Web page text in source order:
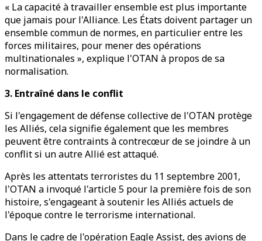
« La capacité à travailler ensemble est plus importante
que jamais pour l'Alliance. Les États doivent partager un
ensemble commun de normes, en particulier entre les
forces militaires, pour mener des opérations
multinationales », explique l'OTAN à propos de sa
normalisation.
3. Entraîné dans le conflit
Si l'engagement de défense collective de l'OTAN protège
les Alliés, cela signifie également que les membres
peuvent être contraints à contrecœur de se joindre à un
conflit si un autre Allié est attaqué.
Après les attentats terroristes du 11 septembre 2001,
l'OTAN a invoqué l'article 5 pour la première fois de son
histoire, s'engageant à soutenir les Alliés actuels de
l'époque contre le terrorisme international.
Dans le cadre de l'opération Eagle Assist, des avions de